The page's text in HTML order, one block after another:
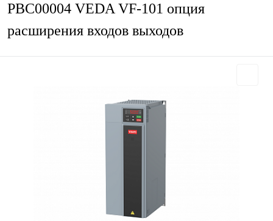
PBC00004 VEDA VF-101 опция
расширения входов выходов